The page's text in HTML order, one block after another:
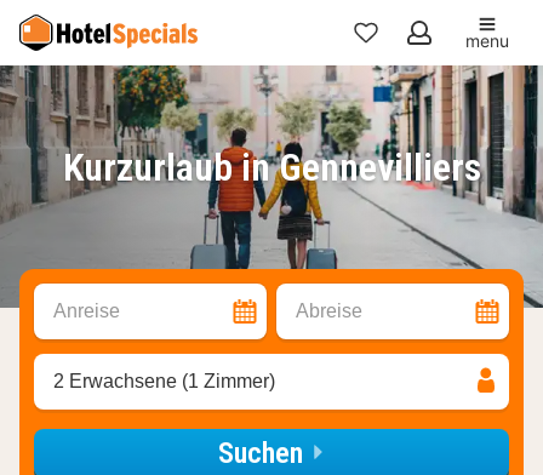
Meine
Favoriten
menu
Kurzurlaub in Gennevilliers
Anreise Abreise
2 Erwachsene (1 Zimmer)
Suchen